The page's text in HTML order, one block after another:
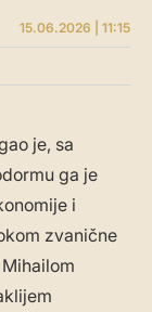
15.06.2026 | 11:15
je, sa
ga je
i
zvanične